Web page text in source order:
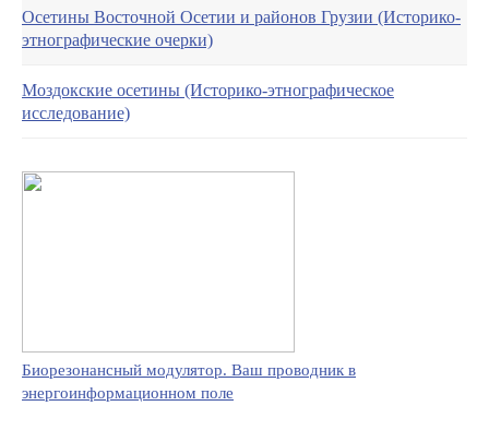
Осетины Восточной Осетии и районов Грузии (Историко-
этнографические очерки)
Моздокские осетины (Историко-этнографическое
исследование)
Биорезонансный модулятор. Ваш проводник в
энергоинформационном поле